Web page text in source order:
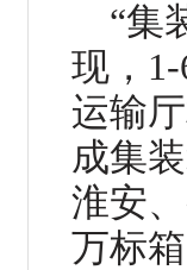
“集
现，
运输
成集
淮安
万标